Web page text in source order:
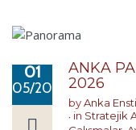
01
05/2026
ANKA
2026
byAnka
in Stratejik